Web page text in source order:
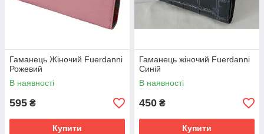
Гаманець Жіночий Fuerdanni
Рожевий
В наявності
595 ₴
Купити
Гаманець жіночий Fuerdanni
Синій
В наявності
450 ₴
Купити